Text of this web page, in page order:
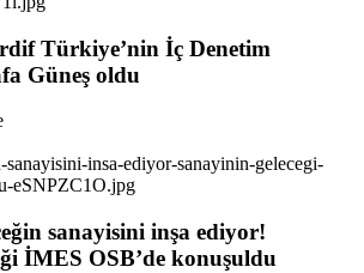
Türkiye’nin İç Denetim
Güneş oldu
sanayisini inşa ediyor!
İMES OSB’de konuşuldu